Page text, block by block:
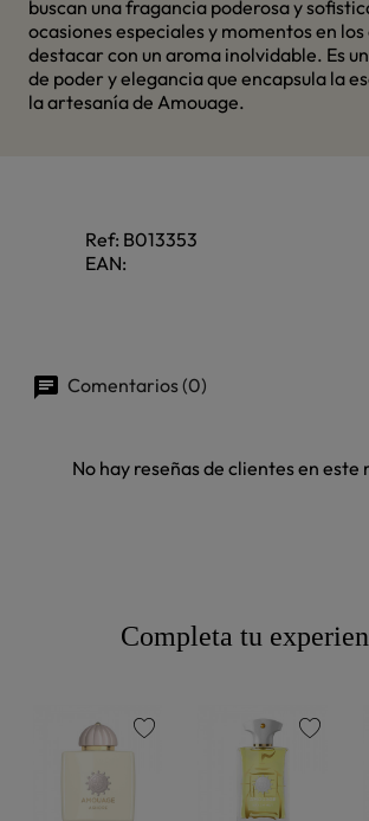
buscan una fragancia poderosa y
ocasiones especiales y momentos en los
destacar con un aroma inolvidable. Es
de poder y elegancia que encapsula la
la artesanía de Amouage.​
Ref: B013353
EAN:
Comentarios (0)
No hay reseñas de clientes en este
Completa tu